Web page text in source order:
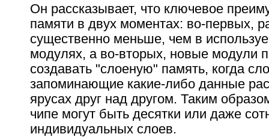
Он рассказывает, что ключевое
памяти в двух моментах: во-первых,
существенно меньше, чем в
модулях, а во-вторых, новые модули
создавать "слоеную" память, когда
запоминающие какие-либо данные
ярусах друг над другом. Таким
чипе могут быть десятки или даже
индивидуальных слоев.